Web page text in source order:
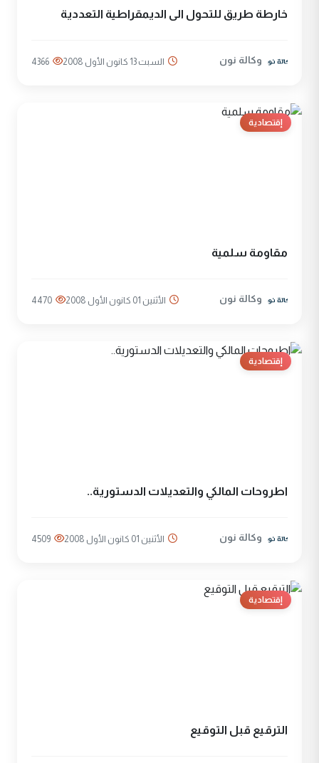
خارطة طريق للتحول الى الديمقراطية التعددية
وكالة نون السبت 13 كانون الأول 2008 4366
إقتصادية
مقاومة سلمية
وكالة نون الأثنين 01 كانون الأول 2008 4470
إقتصادية
اطروحات المالكي والتعديلات الدستورية..
وكالة نون الأثنين 01 كانون الأول 2008 4509
إقتصادية
الترقيع قبل التوقيع